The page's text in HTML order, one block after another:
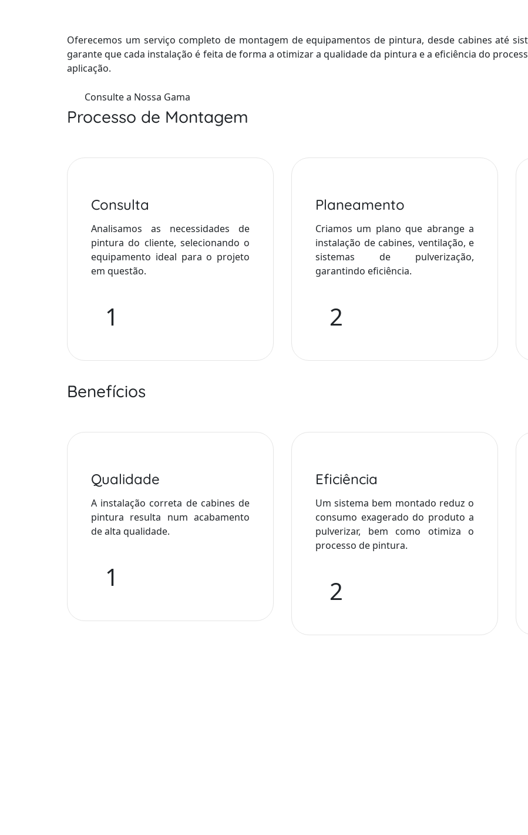
Oferecemos um serviço completo de montagem de equipamentos de pintura, desde cabines até
garante que cada instalação é feita de forma a otimizar a qualidade da pintura e a eficiência do
aplicação.
Consulte a Nossa Gama
Processo de Montagem
Consulta
Analisamos as necessidades de
pintura do cliente, selecionando o
equipamento ideal para o projeto
em questão.
1
Planeamento
Criamos um plano que abrange a
instalação de cabines, ventilação, e
sistemas de pulverização,
garantindo eficiência.
2
Benefícios
Qualidade
A instalação correta de cabines de
pintura resulta num acabamento
de alta qualidade.
1
Eficiência
Um sistema bem montado reduz o
consumo exagerado do produto a
pulverizar, bem como otimiza o
processo de pintura.
2